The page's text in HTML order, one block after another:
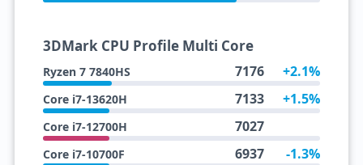
3DMark CPU Profile Multi Core
Ryzen 7 7840HS 7176 +2.1%
Core i7-13620H 7133 +1.5%
Core i7-12700H 7027
Core i7-10700F 6937 -1.3%